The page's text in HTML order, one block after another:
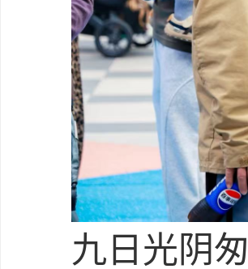
九日光阴